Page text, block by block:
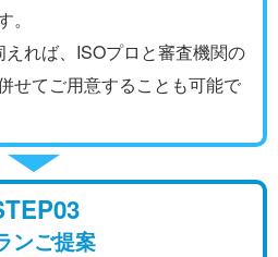
れば、ISOプロと審査機関の
せてご用意することも可能で
ンご提案